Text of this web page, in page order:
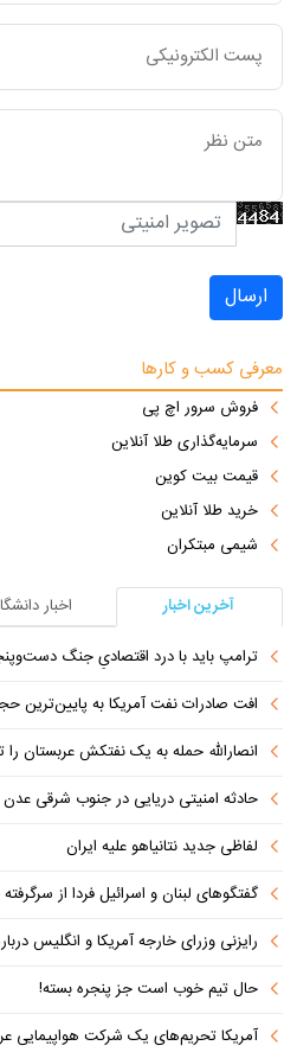
ارسال
معرفی کسب و کارها
فروش سرور اچ پی
سرمایه‌گذاری طلا آنلاین
قیمت بیت کوین
خرید طلا آنلاین
شیمی مبتکران
آخرین اخبار
اخبار
ترامپ باید با درد اقتصادیِ جنگ
افت صادرات نفت آمریکا به پایین‌ترین حجم در ۸
انصارالله حمله به یک نفتکش عربستان را
حادثه امنیتی دریایی در جنوب شرقی عدن
لفاظی جدید نتانیاهو علیه ایران
گفتگوهای لبنان و اسرائیل فردا از
رایزنی وزرای خارجه آمریکا و انگلیس
حال تیم خوب است جز پنجره بسته!
آمریکا تحریم‌های یک شرکت هواپیمایی